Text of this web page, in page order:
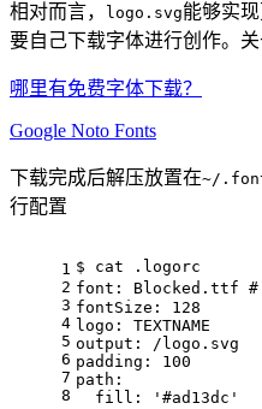
相对而言， logo.svg能够实
要自己下载字体进行创作。
哪里有免费字体下载？
Google Noto Fonts
下载完成后解压放置在~/
行配置
1
2
3
4
5
6
7
8
$ cat .logorc
font: Blocked.ttf #
fontSize: 128
logo: TEXTNAME
output: /logo.svg
padding: 100
path:
  fill: '#ad13dc'